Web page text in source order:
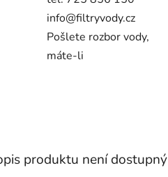
info@filtryvody.cz
Pošlete rozbor vody,
máte-li
produktu není dostupný